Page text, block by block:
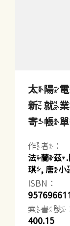
太陽
新就
寄帳
作者：
法蘭茲.
琪, 唐
ISBN：
索書號
400.15